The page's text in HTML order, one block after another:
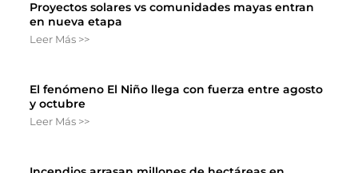
Proyectos solares vs comunidades mayas entran
en nueva etapa
Leer Más >>
El fenómeno El Niño llega con fuerza entre agosto
y octubre
Leer Más >>